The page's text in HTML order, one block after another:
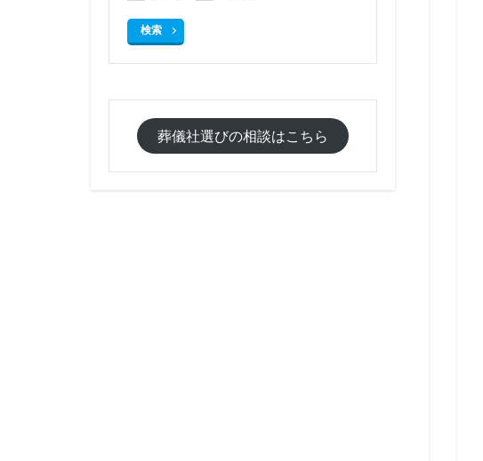
検索
葬儀社選びの相談はこちら